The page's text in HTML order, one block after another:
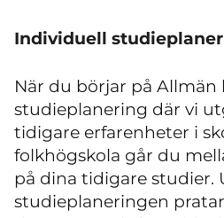
Individuell
När du börjar på Allmän
studieplanering där vi
tidigare erfarenheter i
folkhögskola går du
på dina tidigare studier.
studieplaneringen